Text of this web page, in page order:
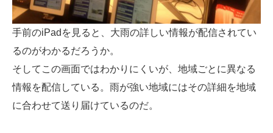
手前のiPadを見ると、大雨の詳しい情報が配信されてい
るのがわかるだろうか。
そしてこの画面ではわかりにくいが、地域ごとに異なる
情報を配信している。雨が強い地域にはその詳細を地域
に合わせて送り届けているのだ。